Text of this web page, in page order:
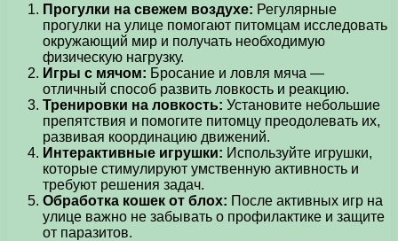
Прогулки на свежем воздухе: Регулярные
прогулки на улице помогают питомцам исследовать
окружающий мир и получать необходимую
физическую нагрузку.
Игры с мячом: Бросание и ловля мяча —
отличный способ развить ловкость и реакцию.
Тренировки на ловкость: Установите небольшие
препятствия и помогите питомцу преодолевать их,
развивая координацию движений.
Интерактивные игрушки: Используйте игрушки,
которые стимулируют умственную активность и
требуют решения задач.
Обработка кошек от блох: После активных игр на
улице важно не забывать о профилактике и защите
от паразитов.